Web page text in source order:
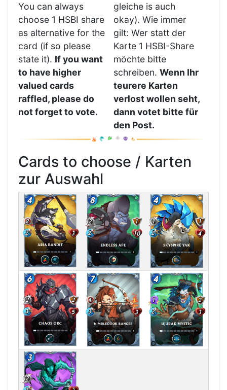
You can always
choose 1 HSBI share
as alternative for the
card (if so please
state it). If you want
to have higher
valued cards
raffled, please do
not forget to vote.
gleiche is auch
okay). Wie immer
gilt: Wer statt der
Karte 1 HSBI-Share
möchte bitte
schreiben. Wenn Ihr
teurere Karten
verlost wollen seht,
dann votet bitte für
den Post.
Cards to choose / Karten
zur Auswahl